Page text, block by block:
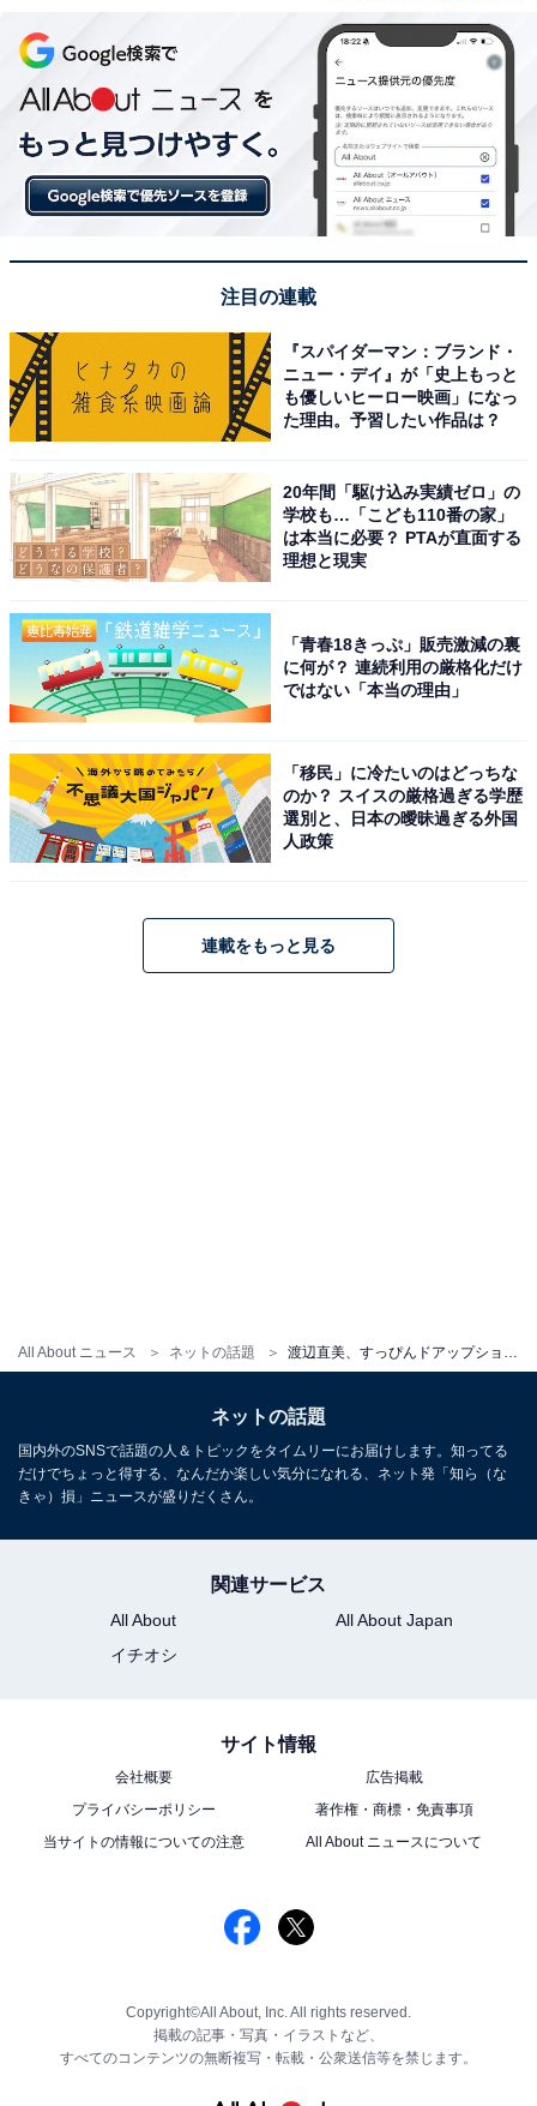
All About ニュース ネットの話題
注目の連載
『スパイダーマン：ブランド・
ニュー・デイ』が「史上もっと
も優しいヒーロー映画」になっ
た理由。予習したい作品は？
20年間「駆け込み実績ゼロ」の
学校も…「こども110番の家」
は本当に必要？ PTAが直面する
理想と現実
「青春18きっぷ」販売激減の裏
に何が？ 連続利用の厳格化だけ
ではない「本当の理由」
「移民」に冷たいのはどっちな
のか？ スイスの厳格過ぎる学歴
選別と、日本の曖昧過ぎる外国
人政策
連載をもっと見る
ネットの話題
国内外のSNSで話題の人＆トピックをタイムリーにお届けします。知ってる
だけでちょっと得する、なんだか楽しい気分になれる、ネット発「知ら（な
きゃ）損」ニュースが盛りだくさん。
関連サービス
All About
All About Japan
イチオシ
サイト情報
会社概要
広告掲載
プライバシーポリシー
著作権・商標・免責事項
当サイトの情報についての注意
All About ニュースについて
Copyright©All About, Inc. All rights reserved.
掲載の記事・写真・イラストなど、
すべてのコンテンツの無断複写・転載・公衆送信等を禁じます。